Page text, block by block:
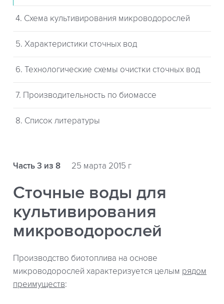
4. Схема культивирования микроводорослей
5. Характеристики сточных вод
6. Технологические схемы очистки сточных вод
7. Производительность по биомассе
8. Список литературы
Часть 3 из 8 25 марта 2015 г
Сточные воды для
культивирования
микроводорослей
Производство биотоплива на основе
микроводорослей характеризуется целым рядом
преимуществ: